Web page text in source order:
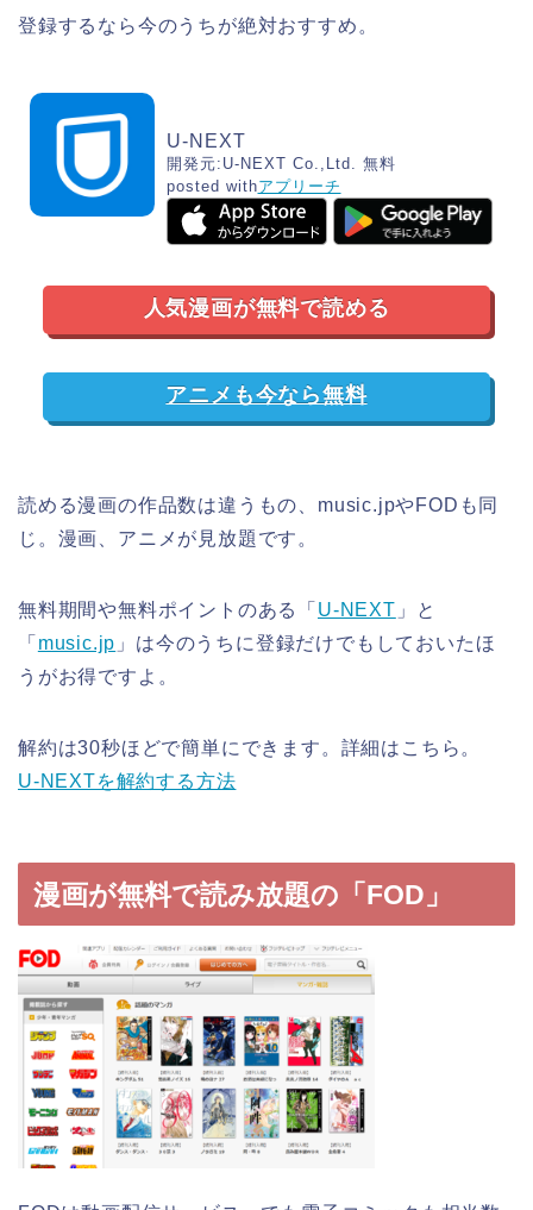
登録するなら今のうちが絶対おすすめ。
U-NEXT
開発元: U-NEXT Co.,Ltd.
無料
posted withアプリーチ
人気漫画が無料で読める
アニメも今なら無料
読める漫画の作品数は違うもの、music.jpやFODも同
じ。漫画、アニメが見放題です。
無料期間や無料ポイントのある「 U-NEXT 」と
「 music.jp 」は今のうちに登録だけでもしておいたほ
うがお得ですよ。
解約は30秒ほどで簡単にできます。詳細はこちら。
U-NEXTを解約する方法
漫画が無料で読み放題の「FOD」